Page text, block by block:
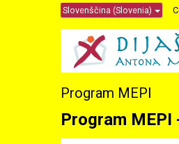
Slovenščina (Slovenia)
Program MEPI
Program MEPI